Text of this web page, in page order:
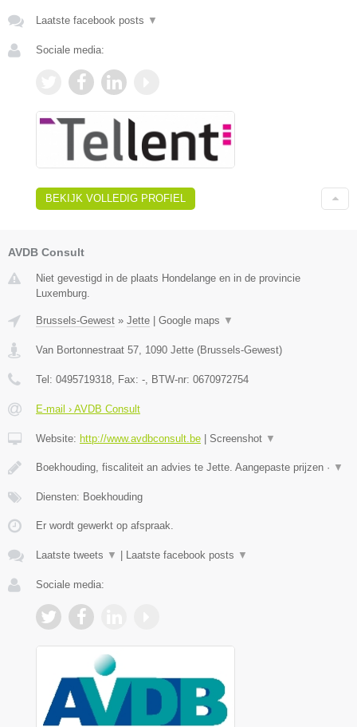
Laatste facebook posts ▼
Sociale media:
BEKIJK VOLLEDIG PROFIEL
AVDB Consult
Niet gevestigd in de plaats Hondelange en in de provincie
Luxemburg.
Brussels-Gewest » Jette Google maps ▼
Van Bortonnestraat 57, 1090 Jette (Brussels-Gewest)
Tel: 0495719318, Fax: -, BTW-nr: 0670972754
E-mail › AVDB Consult
Website: http://www.avdbconsult.be Screenshot ▼
Boekhouding, fiscaliteit an advies te Jette. Aangepaste prijzen · ▼
Diensten: Boekhouding
Er wordt gewerkt op afspraak.
Laatste tweets ▼ Laatste facebook posts ▼
Sociale media: